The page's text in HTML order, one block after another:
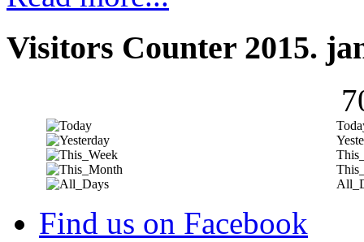
Visitors Counter 2015.
Find us on Facebook